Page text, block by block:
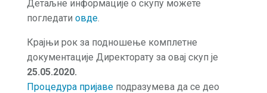
Детаљне информације о скупу можете
погледати овде.
Крајњи рок за подношење комплетне
документације Директорату за овај скуп је
25.05.2020.
Процедура пријавеподразумева да се део